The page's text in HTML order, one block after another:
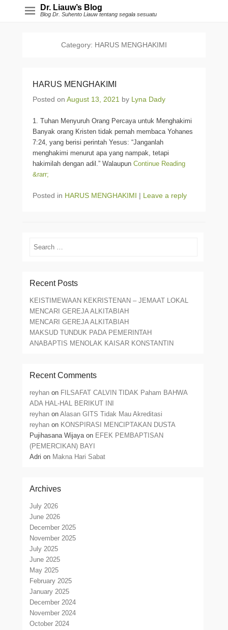
Dr. Liauw’s Blog
Blog Dr. Suhento Liauw tentang segala sesuatu
Category: HARUS MENGHAKIMI
HARUS MENGHAKIMI
Posted on August 13, 2021 by Lyna Dady
1. Tuhan Menyuruh Orang Percaya untuk Menghakimi
Banyak orang Kristen tidak pernah membaca Yohanes
7:24, yang berisi perintah Yesus: “Janganlah
menghakimi menurut apa yang nampak, tetapi
hakimilah dengan adil.” Walaupun Continue Reading
&rarr;
Posted in HARUS MENGHAKIMI | Leave a reply
Search
Recent Posts
KEISTIMEWAAN KEKRISTENAN – JEMAAT LOKAL
MENCARI GEREJA ALKITABIAH
MENCARI GEREJA ALKITABIAH
MAKSUD TUNDUK PADA PEMERINTAH
ANABAPTIS MENOLAK KAISAR KONSTANTIN
Recent Comments
reyhan on FILSAFAT CALVIN TIDAK Paham BAHWA
ADA HAL-HAL BERIKUT INI
reyhan onAlasan GITS Tidak Mau Akreditasi
reyhan on KONSPIRASI MENCIPTAKAN DUSTA
Pujihasana Wijayaon EFEK PEMBAPTISAN
(PEMERCIKAN) BAYI
Adri on Makna Hari Sabat
Archives
July 2026
June 2026
December 2025
November 2025
July 2025
June 2025
May 2025
February 2025
January 2025
December 2024
November 2024
October 2024